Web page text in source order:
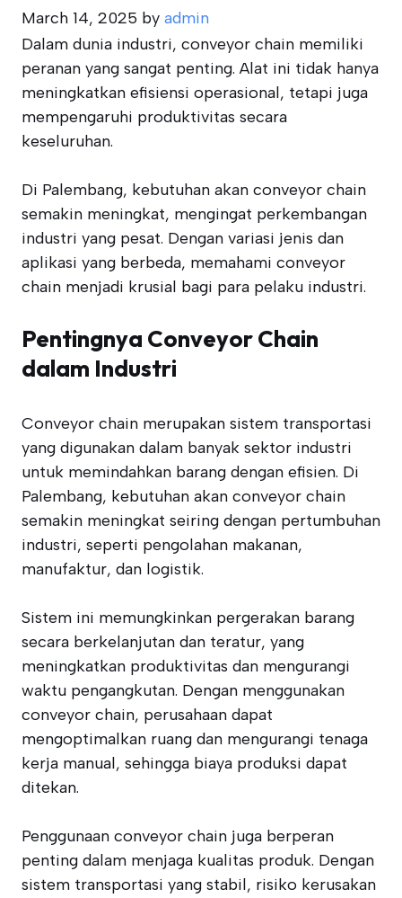
March 14, 2025 by admin
Dalam dunia industri, conveyor chain memiliki
peranan yang sangat penting. Alat ini tidak hanya
meningkatkan efisiensi operasional, tetapi juga
mempengaruhi produktivitas secara
keseluruhan.
Di Palembang, kebutuhan akan conveyor chain
semakin meningkat, mengingat perkembangan
industri yang pesat. Dengan variasi jenis dan
aplikasi yang berbeda, memahami conveyor
chain menjadi krusial bagi para pelaku industri.
Pentingnya Conveyor Chain
dalam Industri
Conveyor chain merupakan sistem transportasi
yang digunakan dalam banyak sektor industri
untuk memindahkan barang dengan efisien. Di
Palembang, kebutuhan akan conveyor chain
semakin meningkat seiring dengan pertumbuhan
industri, seperti pengolahan makanan,
manufaktur, dan logistik.
Sistem ini memungkinkan pergerakan barang
secara berkelanjutan dan teratur, yang
meningkatkan produktivitas dan mengurangi
waktu pengangkutan. Dengan menggunakan
conveyor chain, perusahaan dapat
mengoptimalkan ruang dan mengurangi tenaga
kerja manual, sehingga biaya produksi dapat
ditekan.
Penggunaan conveyor chain juga berperan
penting dalam menjaga kualitas produk. Dengan
sistem transportasi yang stabil, risiko kerusakan